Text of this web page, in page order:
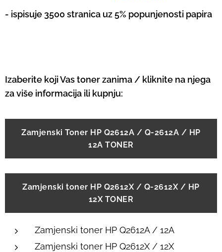
- ispisuje 3500 stranica uz 5% popunjenosti papira
Izaberite koji Vas toner zanima / kliknite na njega
za više informacija ili kupnju:
Zamjenski Toner HP Q2612A / Q-2612A / HP
12A TONER
Zamjenski toner HP Q2612X / Q-2612X / HP
12X TONER
Zamjenski toner HP Q2612A / 12A
Zamjenski toner HP Q2612X / 12X